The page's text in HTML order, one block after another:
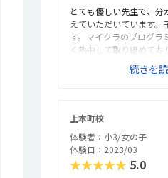
とても優しい先生で、
えていただいています。
す。マイクラのプログラ
く熱中して取り組めて
す。いつも自転車で通っ
し遠いので、雨の日は通
プログラミング教室と比
ます。月ごとで、回数を
ます。
続きを
上本町校
体験者：小3/女の子
体験日：2023/03
★★★★★ 5.0